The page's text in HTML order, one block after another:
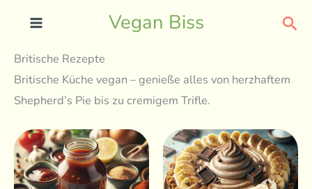
content
Vegan Biss
Britische Rezepte
Britische Küche vegan – genieße alles von herzhaftem
Shepherd’s Pie bis zu cremigem Trifle.